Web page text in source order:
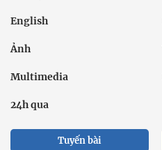
English
Ảnh
Multimedia
24h qua
Tuyến bài